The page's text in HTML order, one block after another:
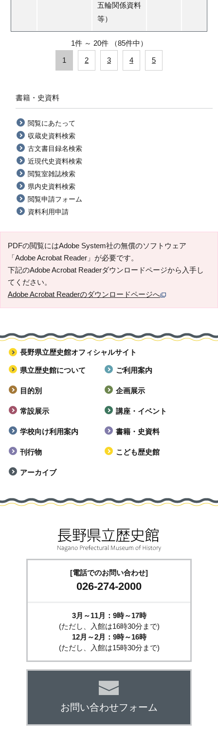
五輪関係資料
等）
1件 ～ 20件 （85件中）
1 2 3 4 5
書籍・史資料
閲覧にあたって
収蔵史資料検索
古文書目録名検索
近現代史資料検索
閲覧室雑誌検索
県内史資料検索
閲覧申請フォーム
資料利用申請
PDFの閲覧にはAdobe System社の無償のソフトウェア
「Adobe Acrobat Reader」が必要です。
下記のAdobe Acrobat Readerダウンロードページから入手し
てください。
Adobe Acrobat Readerのダウンロードページへ
長野県立歴史館オフィシャルサイト
県立歴史館について ご利用案内
目的別 企画展示
常設展示 講座・イベント
学校向け利用案内 書籍・史資料
刊行物 こども歴史館
アーカイブ
[電話でのお問い合わせ]
026-274-2000
3月～11月：9時～17時
(ただし、入館は16時30分まで)
12月～2月：9時～16時
(ただし、入館は15時30分まで)
お問い合わせフォーム